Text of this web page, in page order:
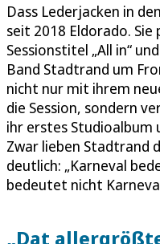
Dass Lederjacken in
seit 2018 Eldorado.
Sessionstitel „All in“
Band Stadtrand um
nicht nur mit ihrem
die Session, sondern
ihr erstes Studioalbum
Zwar lieben Stadtrand
deutlich: „Karneval
bedeutet nicht
„Dat